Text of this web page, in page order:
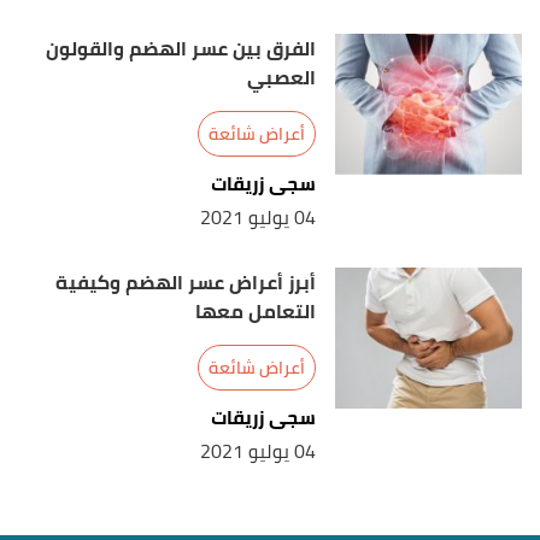
الفرق بين عسر الهضم والقولون
العصبي
أعراض شائعة
سجى زريقات
04 يوليو 2021
أبرز أعراض عسر الهضم وكيفية
التعامل معها
أعراض شائعة
سجى زريقات
04 يوليو 2021